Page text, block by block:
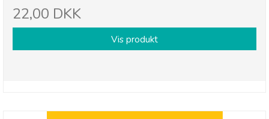
22,00 DKK
Vis produkt